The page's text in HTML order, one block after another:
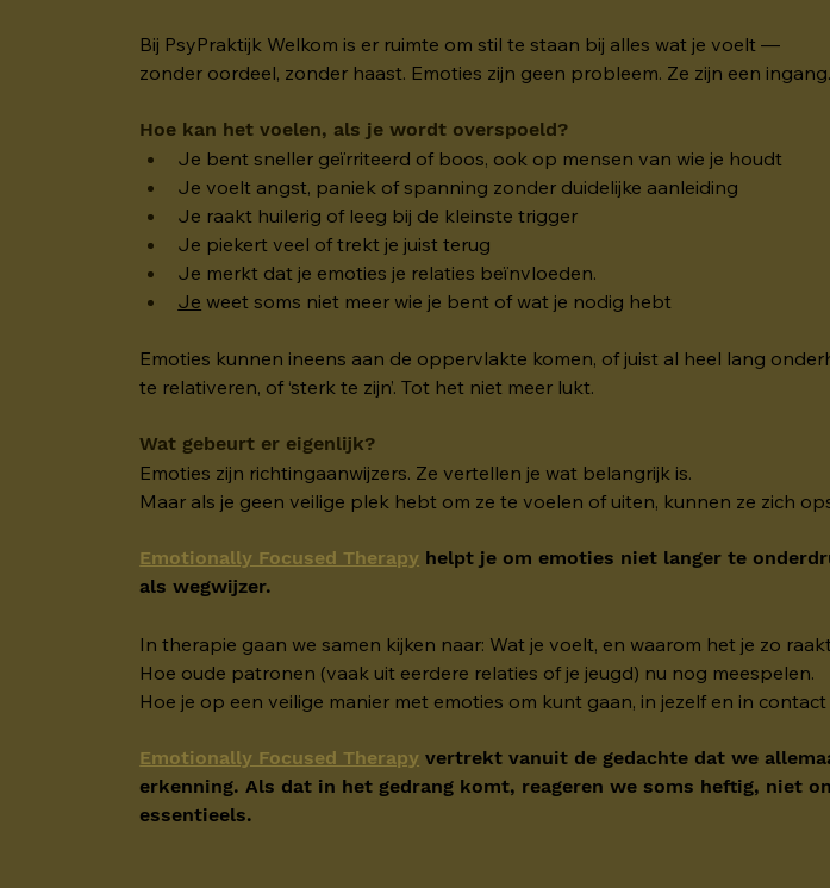
Bij PsyPraktijk Welkom is er ruimte om stil te staan bij alles wat je voelt —
zonder oordeel, zonder haast. Emoties zijn geen probleem. Ze zijn een ingang.
Hoe kan het voelen, als je wordt overspoeld?
Je bent sneller geïrriteerd of boos, ook op mensen van wie je houdt
Je voelt angst, paniek of spanning zonder duidelijke aanleiding
Je raakt huilerig of leeg bij de kleinste trigger
Je piekert veel of trekt je juist terug
Je merkt dat je emoties je relaties beïnvloeden.
Je weet soms niet meer wie je bent of wat je nodig hebt
Emoties kunnen ineens aan de oppervlakte komen, of juist al heel lang
te relativeren, of ‘sterk te zijn’. Tot het niet meer lukt.
Wat gebeurt er eigenlijk?
Emoties zijn richtingaanwijzers. Ze vertellen je wat belangrijk is.
Maar als je geen veilige plek hebt om ze te voelen of uiten, kunnen ze zich
Emotionally Focused Therapy helpt je om emoties niet langer te
als wegwijzer.
In therapie gaan we samen kijken naar: Wat je voelt, en waarom het je zo
Hoe oude patronen (vaak uit eerdere relaties of je jeugd) nu nog meespelen.
Hoe je op een veilige manier met emoties om kunt gaan, in jezelf en in
Emotionally Focused Therapy vertrekt vanuit de gedachte dat we
erkenning. Als dat in het gedrang komt, reageren we soms heftig, niet
essentieels.